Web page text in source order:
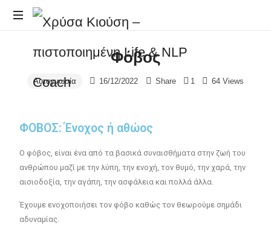
&
Life
Φόβος
Αυτογνωσία 16/12/2022 Share 1 64 Views
ΦΟΒΟΣ: Ένοχος ή αθώος
Ο φόβος, είναι ένα από τα βασικά συναισθήματα στην ζωή του
ανθρώπου μαζί με την λύπη, την ενοχή, τον θυμό, την χαρά, την
αισιοδοξία, την αγάπη, την ασφάλεια και πολλά άλλα.
Έχουμε ενοχοποιήσει τον φόβο καθώς τον θεωρούμε σημάδι
αδυναμίας.